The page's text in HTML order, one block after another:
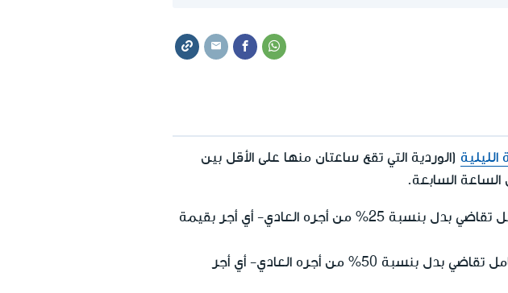
الليلية (الوردية التي تقع ساعتان منها على الأقل بين
مقابل الساعتين السابعة والثامنة في نفس يوم العمل، يستحق العامل تقاضي بدل بنسبة 25% من أجره العادي- أي أجر بقيمة
مقابل الساعتين التاسعة والعاشرة في نفس يوم العمل، يستحق العامل تقاضي بدل بنسبة 50% من أجره العادي- أي أجر